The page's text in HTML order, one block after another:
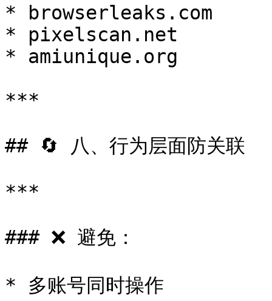
* browserleaks.com
* pixelscan.net
* amiunique.org
***
## 🔄 八、行为层面防关联
***
### ❌ 避免：
* 多账号同时操作